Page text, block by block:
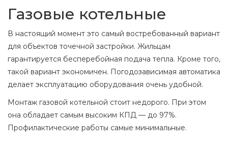
Газовые котельные
В настоящий момент это самый востребованный вариант
для объектов точечной застройки. Жильцам
гарантируется бесперебойная подача тепла. Кроме того,
такой вариант экономичен. Погодозависимая автоматика
делает эксплуатацию оборудования очень удобной.
Монтаж газовой котельной стоит недорого. При этом
она обладает самым высоким КПД — до 97%.
Профилактические работы самые минимальные.